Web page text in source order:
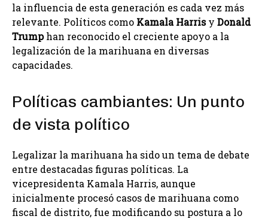
la influencia de esta generación es cada vez más
relevante. Políticos como Kamala Harrisy Donald
Trumphan reconocido el creciente apoyo a la
legalización de la marihuana en diversas
capacidades.
Políticas cambiantes: Un punto
de vista político
Legalizar la marihuana ha sido un tema de debate
entre destacadas figuras políticas. La
vicepresidenta Kamala Harris, aunque
inicialmente procesó casos de marihuana como
fiscal de distrito, fue modificando su postura a lo